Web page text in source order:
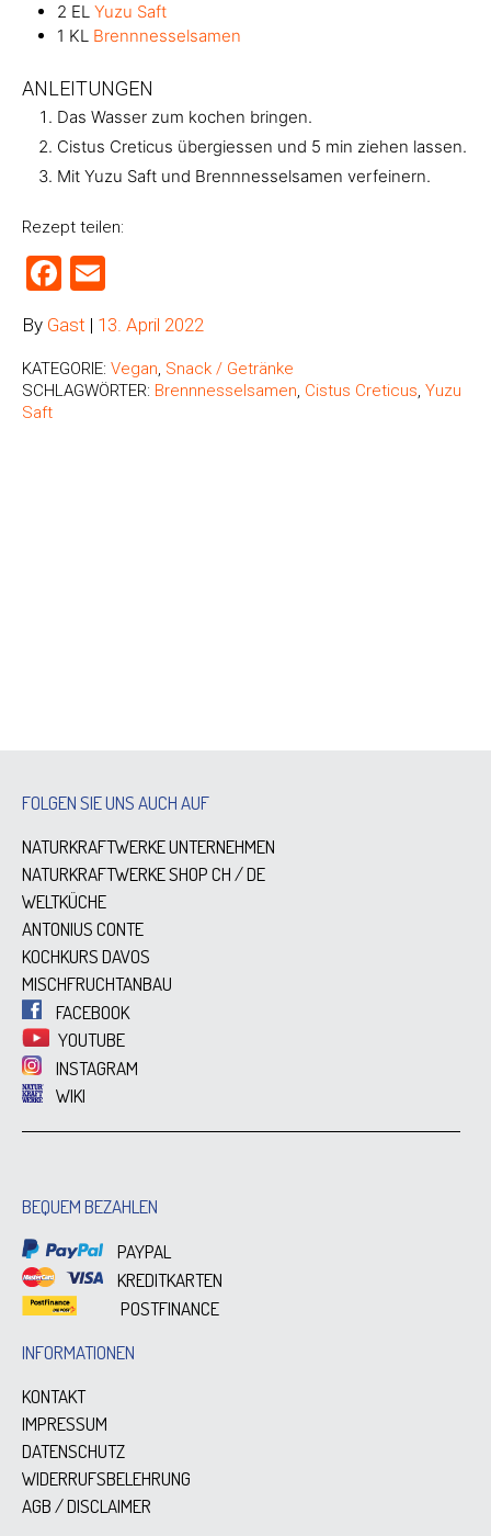
2 EL Yuzu Saft
1 KL Brennnesselsamen
ANLEITUNGEN
Das Wasser zum kochen bringen.
Cistus Creticus übergiessen und 5 min ziehen lassen.
Mit Yuzu Saft und Brennnesselsamen verfeinern.
Rezept teilen:
Facebook
By Gast | 13. April 2022
KATEGORIE: Vegan, Snack / Getränke
SCHLAGWÖRTER: Brennnesselsamen, Cistus Creticus, Yuzu
Saft
FOLGEN SIE UNS AUCH AUF
NATURKRAFTWERKE UNTERNEHMEN
NATURKRAFTWERKE SHOPCH/DE
WELTKÜCHE
ANTONIUS CONTE
KOCHKURS DAVOS
MISCHFRUCHTANBAU
FACEBOOK
YOUTUBE
INSTAGRAM
WIKI
BEQUEM BEZAHLEN
PAYPAL
KREDITKARTEN
POSTFINANCE
INFORMATIONEN
KONTAKT
IMPRESSUM
DATENSCHUTZ
WIDERRUFSBELEHRUNG
AGB / DISCLAIMER